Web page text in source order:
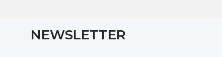
NEWSLETTER